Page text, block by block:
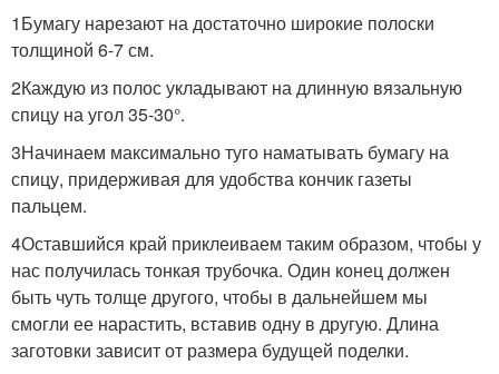
Напольное кашпо
Кашпо в технике Цветочные кашпо
Кашпо из пластиковых
Обычное кашпо
1Бумагу нарезают на достаточно широкие полоски
толщиной 6-7 см.
2Каждую из полос укладывают на длинную вязальную
спицу на угол 35-30°.
3Начинаем максимально туго наматывать бумагу на
спицу, придерживая для удобства кончик газеты
пальцем.
4Оставшийся край приклеиваем таким образом, чтобы у
нас получилась тонкая трубочка. Один конец должен
быть чуть толще другого, чтобы в дальнейшем мы
смогли ее нарастить, вставив одну в другую. Длина
заготовки зависит от размера будущей поделки.